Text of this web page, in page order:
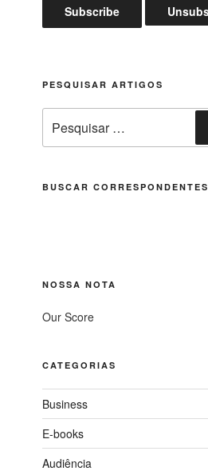
PESQUISAR ARTIGOS
por:
BUSCAR CORRESPONDENTES
NOSSA NOTA
Our Score
CATEGORIAS
Business
E-books
Audiência